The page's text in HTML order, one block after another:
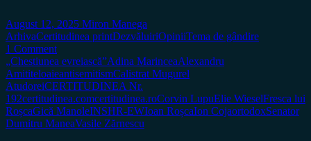
August 12, 2025 Miron Manega
ArhivaCertitudinea printDezvăluiriOpiniiTema de gândire
1 Comment
„Chestiunea evreiască”Adina MarinceaAlexandru
AmititeloaieantisemitismCalistrat Mugurel
AtudoreiCERTITUDINEA Nr.
192certitudinea.comcertitudinea.roCorvin LupuElie WieselFresca lui
RoșcaGică ManoleINSHR-EWIoan RoșcaIon CojaortodoxSenator
Dumitru ManeaVasile Zărnescu